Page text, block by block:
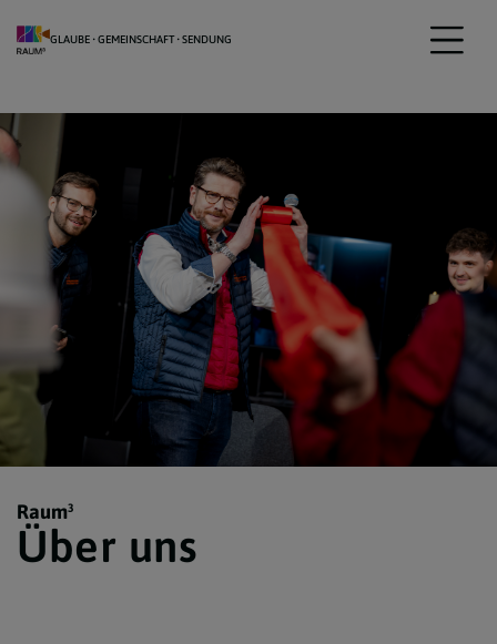
GLAUBE • GEMEINSCHAFT • SENDUNG
Raum³
Über uns